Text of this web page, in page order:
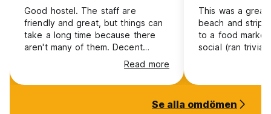
Good hostel. The staff are
friendly and great, but things can
take a long time because there
aren't many of them. Decent
cleanliness and bathrooms, though
water not hot though. The
location is a little far from where
bearable. A good thing about this
Read more
This was a
beach and strip.
to a food
social (ran trivia
spacious and
cool.
Se alla omdömen